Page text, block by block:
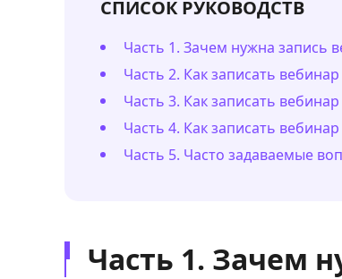
СПИСОК РУКОВОДСТВ
Часть 1. Зачем нужна запись
Часть 2. Как записать
Часть 3. Как записать
Часть 4. Как записать
Часть 5. Часто задаваемые
Часть 1. Зачем